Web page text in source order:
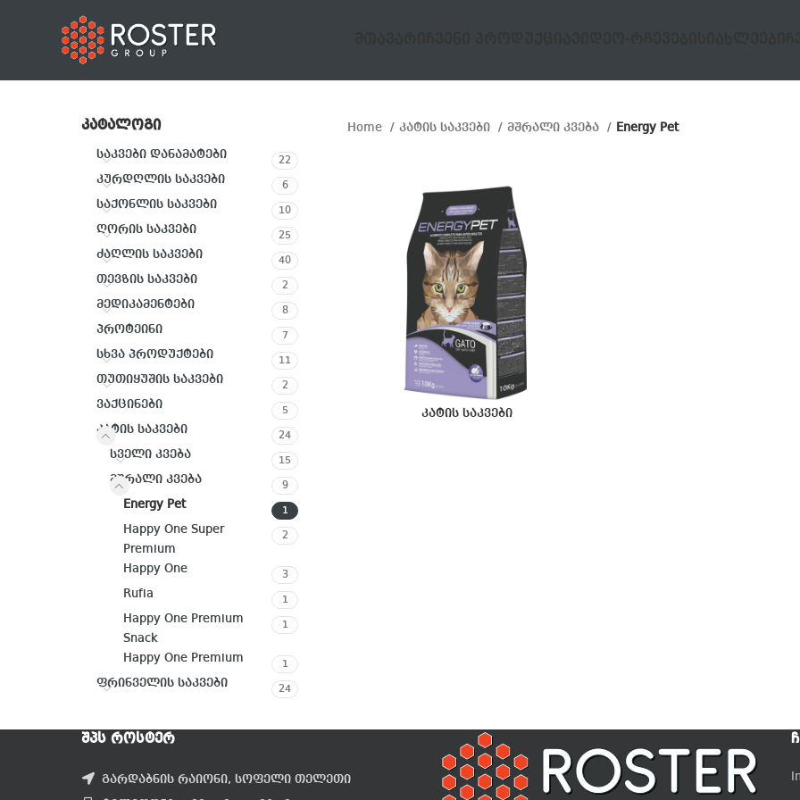
ᲙᲐᲢᲐᲚᲝᲒᲘ
საკვები დანამატები 22
კურდღლის საკვები 6
საქონლის საკვები 10
ღორის საკვები 25
ძაღლის საკვები 40
თევზის საკვები 2
მედიკამენტები 8
პროტეინი 7
სხვა პროდუქტები 11
თუთიყუშის საკვები 2
ვაქცინები 5
კატის საკვები 24
სველი კვება 15
მშრალი კვება 9
Energy Pet 1
Happy One Super
Premium
2
Happy One 3
Rufia 1
Happy One Premium
Snack
1
Happy One Premium 1
ფრინველის საკვები 24
Home კატის საკვები მშრალი კვება Energy Pet
კატის საკვები
ᲨᲞᲡ ᲠᲝᲡᲢᲔᲠ
გარდაბნის რაიონი, სოფელი თელეთი